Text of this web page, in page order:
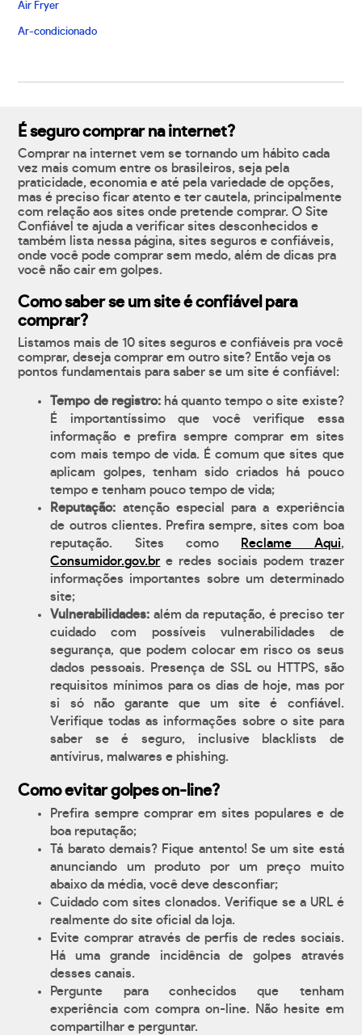
Air Fryer
Ar-condicionado
É seguro comprar na internet?
Comprar na internet vem se tornando um hábito cada
vez mais comum entre os brasileiros, seja pela
praticidade, economia e até pela variedade de opções,
mas é preciso ficar atento e ter cautela, principalmente
com relação aos sites onde pretende comprar. O Site
Confiável te ajuda a verificar sites desconhecidos e
também lista nessa página, sites seguros e confiáveis,
onde você pode comprar sem medo, além de dicas pra
você não cair em golpes.
Como saber se um site é confiável para
comprar?
Listamos mais de 10 sites seguros e confiáveis pra você
comprar, deseja comprar em outro site? Então veja os
pontos fundamentais para saber se um site é confiável:
Tempo de registro:há quanto tempo o site existe?
É importantíssimo que você verifique essa
informação e prefira sempre comprar em sites
com mais tempo de vida. É comum que sites que
aplicam golpes, tenham sido criados há pouco
tempo e tenham pouco tempo de vida;
Reputação: atenção especial para a experiência
de outros clientes. Prefira sempre, sites com boa
reputação. Sites como
Reclame Aqui,
Consumidor.gov.br e redes sociais podem trazer
informações importantes sobre um determinado
site;
Vulnerabilidades: além da reputação, é preciso ter
cuidado com possíveis vulnerabilidades de
segurança, que podem colocar em risco os seus
dados pessoais. Presença de SSL ou HTTPS, são
requisitos mínimos para os dias de hoje, mas por
si só não garante que um site é confiável.
Verifique todas as informações sobre o site para
saber se é seguro, inclusive blacklists de
antívirus, malwares e phishing.
Como evitar golpes on-line?
Prefira sempre comprar em sites populares e de
boa reputação;
Tá barato demais? Fique antento! Se um site está
anunciando um produto por um preço muito
abaixo da média, você deve desconfiar;
Cuidado com sites clonados. Verifique se a URL é
realmente do site oficial da loja.
Evite comprar através de perfis de redes sociais.
Há uma grande incidência de golpes através
desses canais.
Pergunte para conhecidos que tenham
experiência com compra on-line. Não hesite em
compartilhar e perguntar.